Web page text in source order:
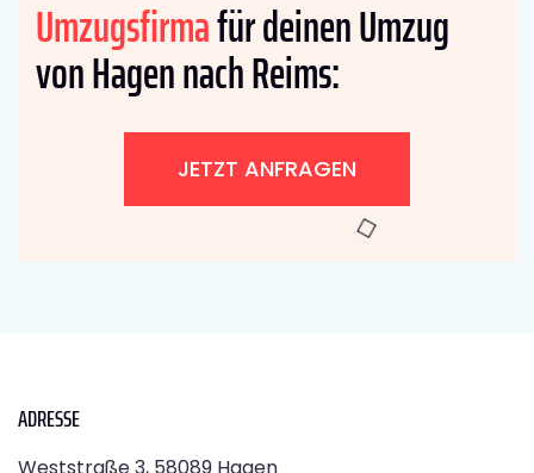
Umzugsfirmafür deinen Umzug
von Hagen nach Reims:
JETZT ANFRAGEN
ADRESSE
Weststraße 3, 58089 Hagen